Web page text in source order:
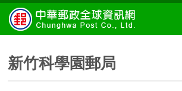
新竹科學園郵局